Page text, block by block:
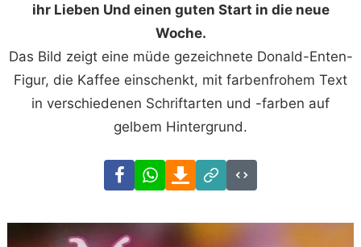
ihr Lieben Und einen guten Start in die neue
Woche.
Das Bild zeigt eine müde gezeichnete Donald-Enten-
Figur, die Kaffee einschenkt, mit farbenfrohem Text
in verschiedenen Schriftarten und -farben auf
gelbem Hintergrund.
FacebookWhatsAppDownload
Link
Code